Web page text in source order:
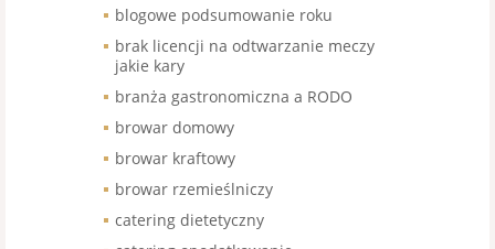
blogowe podsumowanie roku
brak licencji na odtwarzanie meczy
jakie kary
branża gastronomiczna a RODO
browar domowy
browar kraftowy
browar rzemieślniczy
catering dietetyczny